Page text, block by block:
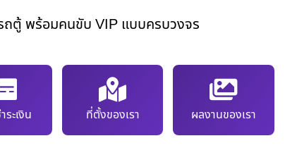
รถตู้ พร้อมคนขับ VIP แบบครบวงจร
ะเงิน ที่ตั้งของเรา ผลงานของเรา